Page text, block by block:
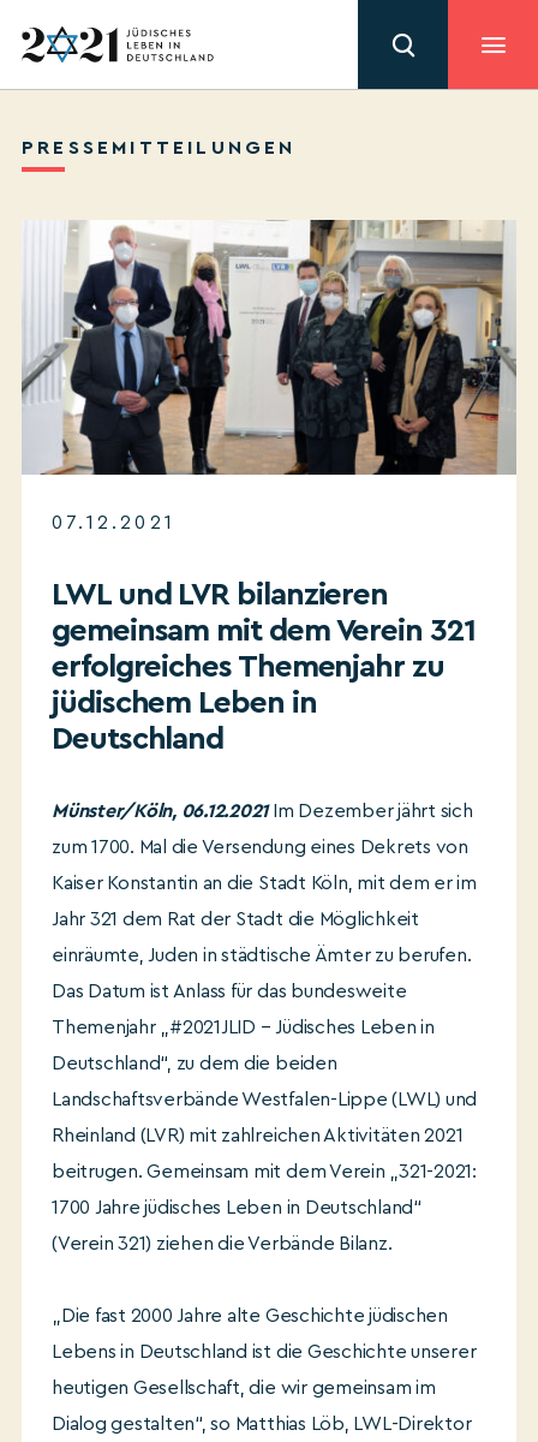
PRESSEMITTEILUNGEN
07.12.2021
LWL und LVR bilanzieren
gemeinsam mit dem Verein 321
erfolgreiches Themenjahr zu
jüdischem Leben in
Deutschland
Münster/Köln, 06.12.2021Im Dezember jährt sich
zum 1700. Mal die Versendung eines Dekrets von
Kaiser Konstantin an die Stadt Köln, mit dem er im
Jahr 321 dem Rat der Stadt die Möglichkeit
einräumte, Juden in städtische Ämter zu berufen.
Das Datum ist Anlass für das bundesweite
Themenjahr „#2021JLID – Jüdisches Leben in
Deutschland“, zu dem die beiden
Landschaftsverbände Westfalen-Lippe (LWL) und
Rheinland (LVR) mit zahlreichen Aktivitäten 2021
beitrugen. Gemeinsam mit dem Verein „321-2021:
1700 Jahre jüdisches Leben in Deutschland“
(Verein 321) ziehen die Verbände Bilanz.
„Die fast 2000 Jahre alte Geschichte jüdischen
Lebens in Deutschland ist die Geschichte unserer
heutigen Gesellschaft, die wir gemeinsam im
Dialog gestalten“, so Matthias Löb, LWL-Direktor